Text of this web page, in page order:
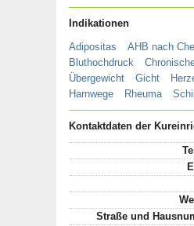
Indikationen
Adipositas AHB nach
Bluthochdruck
Übergewicht
Gicht
Harnwege
Rheuma
Kontaktdaten der
Straße und